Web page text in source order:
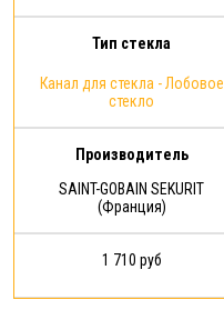
Тип стекла
Канал для стекла - Лобовое
стекло
Производитель
SAINT-GOBAIN SEKURIT
(Франция)
1 710 руб